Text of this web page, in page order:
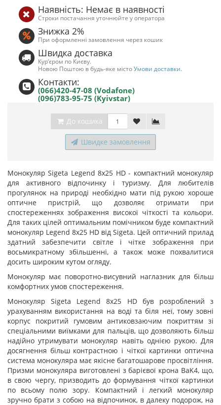
Наявність: Немає в наявності
Строки постачання уточнюйте у оператора
Знижка 2%
При оформленні замовлення через кошик
Швидка доставка
Кур‘єром по Києву.
Новою Поштою в будь-яке містоУмови доставки.
Контакти:
(066)420-47-08 (Vodafone)
(096)783-95-75 (Kyivstar)
До кошика
Швидке замовлення
Монокуляр Sigeta Legend 8x25 HD - компактний монокуляр
для активного відпочинку і туризму. Для любителів
прогулянок на природі необхідно мати під рукою хороше
оптичне пристрій, що дозволяє отримати при
спостереженнях зображення високої чіткості та кольори.
Для таких цілей оптимальним помічником буде компактний
монокуляр Legend 8x25 HD від Sigeta. Цей оптичний прилад
здатний забезпечити світле і чітке зображення при
восьмикратному збільшенні, а також може похвалитися
досить широким кутом огляду.
Монокуляр має поворотно-висувний наглазник для більш
комфортних умов спостереження.
Монокуляр Sigeta Legend 8x25 HD був розроблений з
урахуванням використання на воді та біля неї, тому зовні
корпус покритий гумовим антиковзаючим покриттям зі
спеціальними виїмками для пальців, що дозволяють більш
надійно утримувати монокуляр навіть однією рукою. Для
досягнення більш контрастною і чіткої картинки оптична
система монокуляра має якісне багатошарове просвітління.
Призми монокуляра виготовлені з барієвої крона BaK4, що,
в свою чергу, призводить до формування чіткої картинки
по всьому полю зору. Компактний і легкий монокуляр
зручно брати з собою на відпочинок, в далеку подорож, на